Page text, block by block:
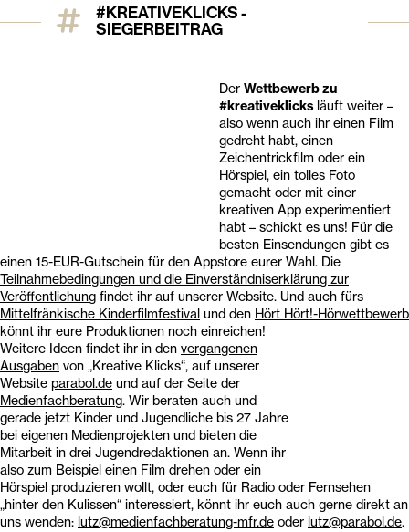
#KREATIVEKLICKS -
SIEGERBEITRAG
DerWettbewerb zu
#kreativeklicks läuft weiter –
also wenn auch ihr einen Film
gedreht habt, einen
Zeichentrickfilm oder ein
Hörspiel, ein tolles Foto
gemacht oder mit einer
kreativen App experimentiert
habt – schickt es uns! Für die
besten Einsendungen gibt es
einen 15-EUR-Gutschein für den Appstore eurer Wahl. Die
Teilnahmebedingungen und die Einverständniserklärung zur
Veröffentlichung findet ihr auf unserer Website. Und auch fürs
Mittelfränkische Kinderfilmfestival und den Hört Hört!-Hörwettbewerb
könnt ihr eure Produktionen noch einreichen!
Weitere Ideen findet ihr in den vergangenen
Ausgaben von „Kreative Klicks“, auf unserer
Website parabol.de und auf der Seite der
Medienfachberatung. Wir beraten auch und
gerade jetzt Kinder und Jugendliche bis 27 Jahre
bei eigenen Medienprojekten und bieten die
Mitarbeit in drei Jugendredaktionen an. Wenn ihr
also zum Beispiel einen Film drehen oder ein
Hörspiel produzieren wollt, oder euch für Radio oder Fernsehen
„hinter den Kulissen“ interessiert, könnt ihr euch auch gerne direkt an
uns wenden: lutz@medienfachberatung-mfr.de oder lutz@parabol.de.